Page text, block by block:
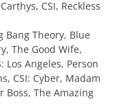
CSI, Reckless
Bang Theory, Blue
The Good Wife,
Los Angeles, Person
CSI: Cyber, Madam
Boss, The Amazing